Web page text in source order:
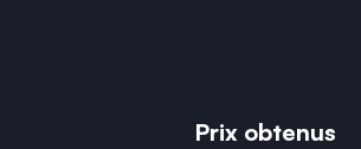
Prix obtenus